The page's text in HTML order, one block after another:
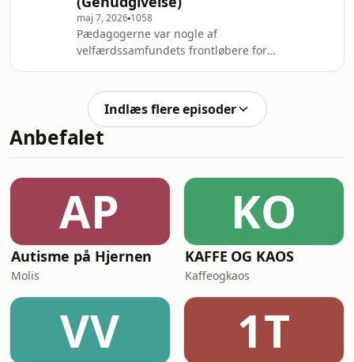
store følelser.For hvad er det egentlig,
der sker i os voksne, når børn bliver
kede
maj 7, 2026 1058
Pædagogerne var nogle af
velfærdssamfundets frontløbere for
forme samfundet, og det skabte en
enorm energi og selvtillid til det
pædagogiske fag. Den magt skal
pædagogikken erobre tilbage, mener
med pædagogik de sidste 50 år. Han
er cand.pæd.pæd., tidligere lektor ved
DPU og Københavns Profes
Indlæs flere episoder
Anbefalet
AP
Autisme på Hjernen
Molis
KO
KAFFE OG KAOS
Kaffeogkaos
VV 1T